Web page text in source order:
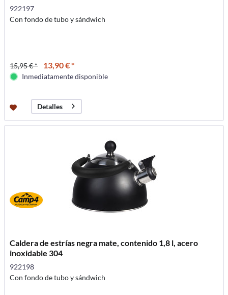
922197
Con fondo de tubo y sándwich
15,95 € * 13,90 € *
Inmediatamente disponible
Detalles
Caldera de estrías negra mate, contenido 1,8 l, acero
inoxidable 304
922198
Con fondo de tubo y sándwich